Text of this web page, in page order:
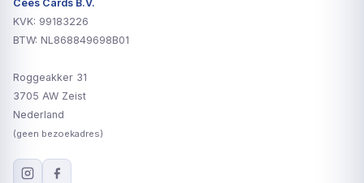
Cees Cards B.V.
KVK: 99183226
BTW: NL868849698B01
Roggeakker 31
3705 AW Zeist
Nederland
(geen bezoekadres)